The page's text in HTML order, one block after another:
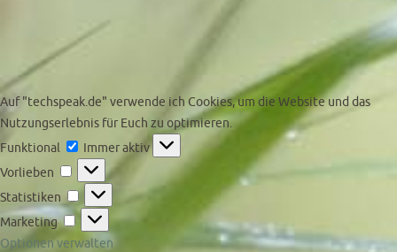
Auf "techspeak.de" verwende ich Cookies, um die Website und das
Nutzungserlebnis für Euch zu optimieren.
Funktional
Funktional
Immer aktiv
Vorlieben
Vorlieben
Statistiken
Statistiken
Marketing
Marketing
Optionen verwalten